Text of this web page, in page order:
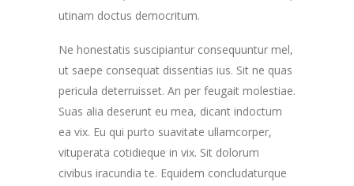
utinam doctus democritum.
Ne honestatis suscipiantur consequuntur mel,
ut saepe consequat dissentias ius. Sit ne quas
pericula deterruisset. An per feugait molestiae.
Suas alia deserunt eu mea, dicant indoctum
ea vix. Eu qui purto suavitate ullamcorper,
vituperata cotidieque in vix. Sit dolorum
civibus iracundia te. Equidem concludaturque